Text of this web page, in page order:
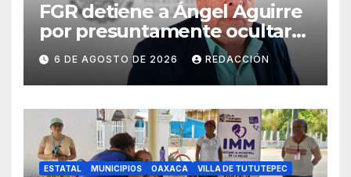
FGR detiene a Ángel Aguirre
por presuntamente ocultar
evidencias del caso
Ayotzinapa
6 DE AGOSTO DE 2026 REDACCIÓN
ESTATAL MUNICIPIOS OAXACA VILLA DE TUTUTEPEC